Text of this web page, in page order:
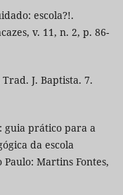
escola?!.
v. 11, n. 2, p. 86-
Trad. J. Baptista. 7.
guia prático para a
da escola
Martins Fontes,